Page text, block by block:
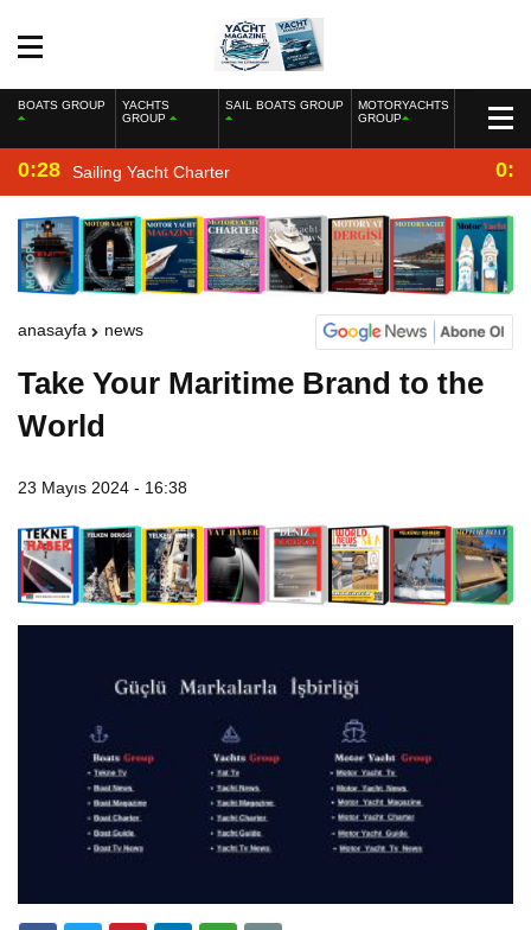
BOATS GROUP
YACHTS
GROUP
SAIL BOATS GROUP
MOTORYACHTS
GROUP
0:28 Sailing Yacht Charter
anasayfa news
Take Your Maritime Brand to the
World
23 Mayıs 2024 - 16:38